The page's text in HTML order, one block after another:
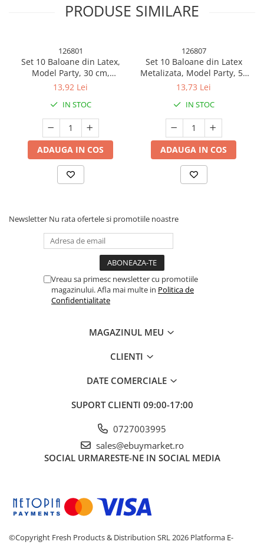
Scaune de masa bebe
Accesorii Petrecere
Articole Petrecere
Baloane Folie
Baloane Coronita
Baloane cu Suport
Baloane Tip Bratara
Tematica Fata/Baiat
Baloane si Accesorii Absolvire
Baloane si Accesorii Halloween
Lumanari si Toppere
Seturi si Arcade Baloane
Costume Craciun
PRODUSE SIMILARE
126801
Set 10 Baloane din Latex,
Model Party, 30 cm,
Multicolore, 2.8 g
13,92 Lei
IN STOC
ADAUGA IN COS
126807
Set 10 Baloane din Latex
Metalizata, Model Party, 5x
Alb, 5x Nude, 23 cm, 2.2 g
13,73 Lei
IN STOC
ADAUGA IN COS
Newsletter Nu rata ofertele si promotiile noastre
Vreau sa primesc newsletter cu promotiile
magazinului. Afla mai multe in Politica de
Confidentialitate
MAGAZINUL MEU
CLIENTI
DATE COMERCIALE
SUPORT CLIENTI 09:00-17:00
0727003995
sales@ebuymarket.ro
SOCIAL URMARESTE-NE IN SOCIAL MEDIA
©Copyright Fresh Products & Distribution SRL 2026 Platforma E-